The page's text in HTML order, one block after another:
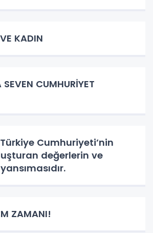
KADIN
CUMHURİYET
değerlerin ve
SİYASETTE DEM ZAMANI!